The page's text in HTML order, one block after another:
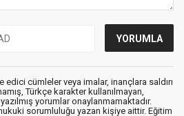
edici cümleler veya imalar, inançlara saldırı
Türkçe karakter kullanılmayan,
yazılmış yorumlar onaylanmamaktadır.
sorumluluğu yazan kişiye aittir. Eğitim